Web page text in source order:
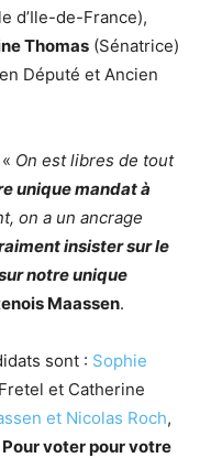
d’Ile-de-France),
Thomas (Sénatrice)
Député et Ancien
« On est libres de tout
unique mandat à
on a un ancrage
insister sur le
notre unique
Maassen.
sont : Sophie
et Catherine
et Nicolas Roch,
Pour voter pour votre